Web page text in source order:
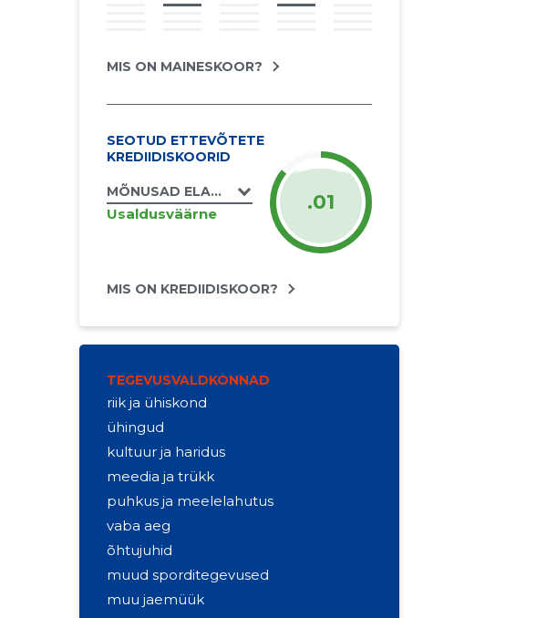
MIS ON MAINESKOOR?
SEOTUD ETTEVÕTETE
KREDIIDISKOORID
MÕNUSAD ELAMUSED OÜ
Usaldusväärne .01
MIS ON KREDIIDISKOOR?
TEGEVUSVALDKONNAD
riik ja ühiskond
ühingud
kultuur ja haridus
meedia ja trükk
puhkus ja meelelahutus
vaba aeg
õhtujuhid
muud sporditegevused
muu jaemüük